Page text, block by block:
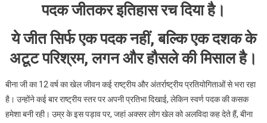
किया
उम्र
सिर्फ
एक
संख्या
पदक जीतकर इतिहास रच दिया है।
ये जीत सिर्फ एक पदक नहीं, बल्कि एक दशक के
अटूट परिश्रम, लगन और हौसले की मिसाल है।
बीना जी का 12 वर्ष का खेल जीवन कई राष्ट्रीय और अंतर्राष्ट्रीय प्रतियोगिताओं से भरा रहा
है। उन्होंने कई बार राष्ट्रीय स्तर पर अपनी प्रतिभा दिखाई, लेकिन स्वर्ण पदक की कसक
हमेशा बनी रही। उम्र के इस पड़ाव पर, जहां अक्सर लोग खेल को अलविदा कह देते हैं, बीना